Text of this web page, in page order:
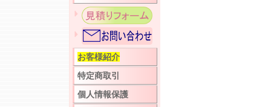
お客様紹介
特定商取引
個人情報保護